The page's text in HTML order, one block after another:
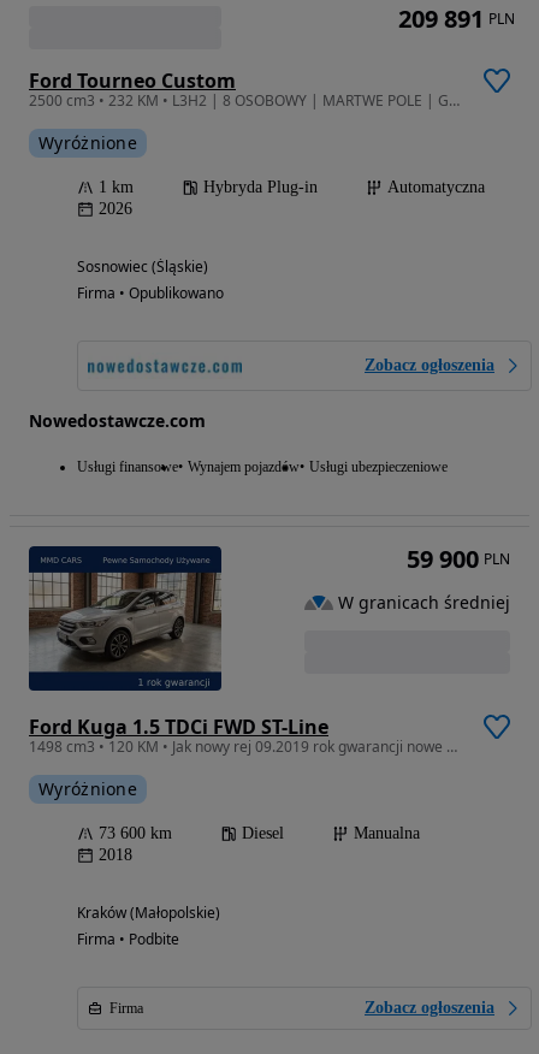
Ford Tourneo Custom
2500 cm3 • 232 KM • L3H2 | 8 OSOBOWY | MARTWE POLE | GRZANA KIEROWNICA |
Wyróżnione
1 km Hybryda Plug-in
Automatyczna
2026
Sosnowiec (Śląskie)
Firma • Opublikowano
Zobacz ogłoszenia
Nowedostawcze.com
Usługi finansowe Wynajem pojazdów Usługi ubezpieczeniowe
209 891 PLN
Ford Kuga 1.5 TDCi FWD ST-Line
1498 cm3 • 120 KM • Jak nowy rej 09.2019 rok gwarancji nowe opony serwis ASO
Wyróżnione
73 600 km Diesel
Manualna
2018
Kraków (Małopolskie)
Firma • Podbite
Firma Zobacz ogłoszenia
59 900 PLN
W granicach średniej